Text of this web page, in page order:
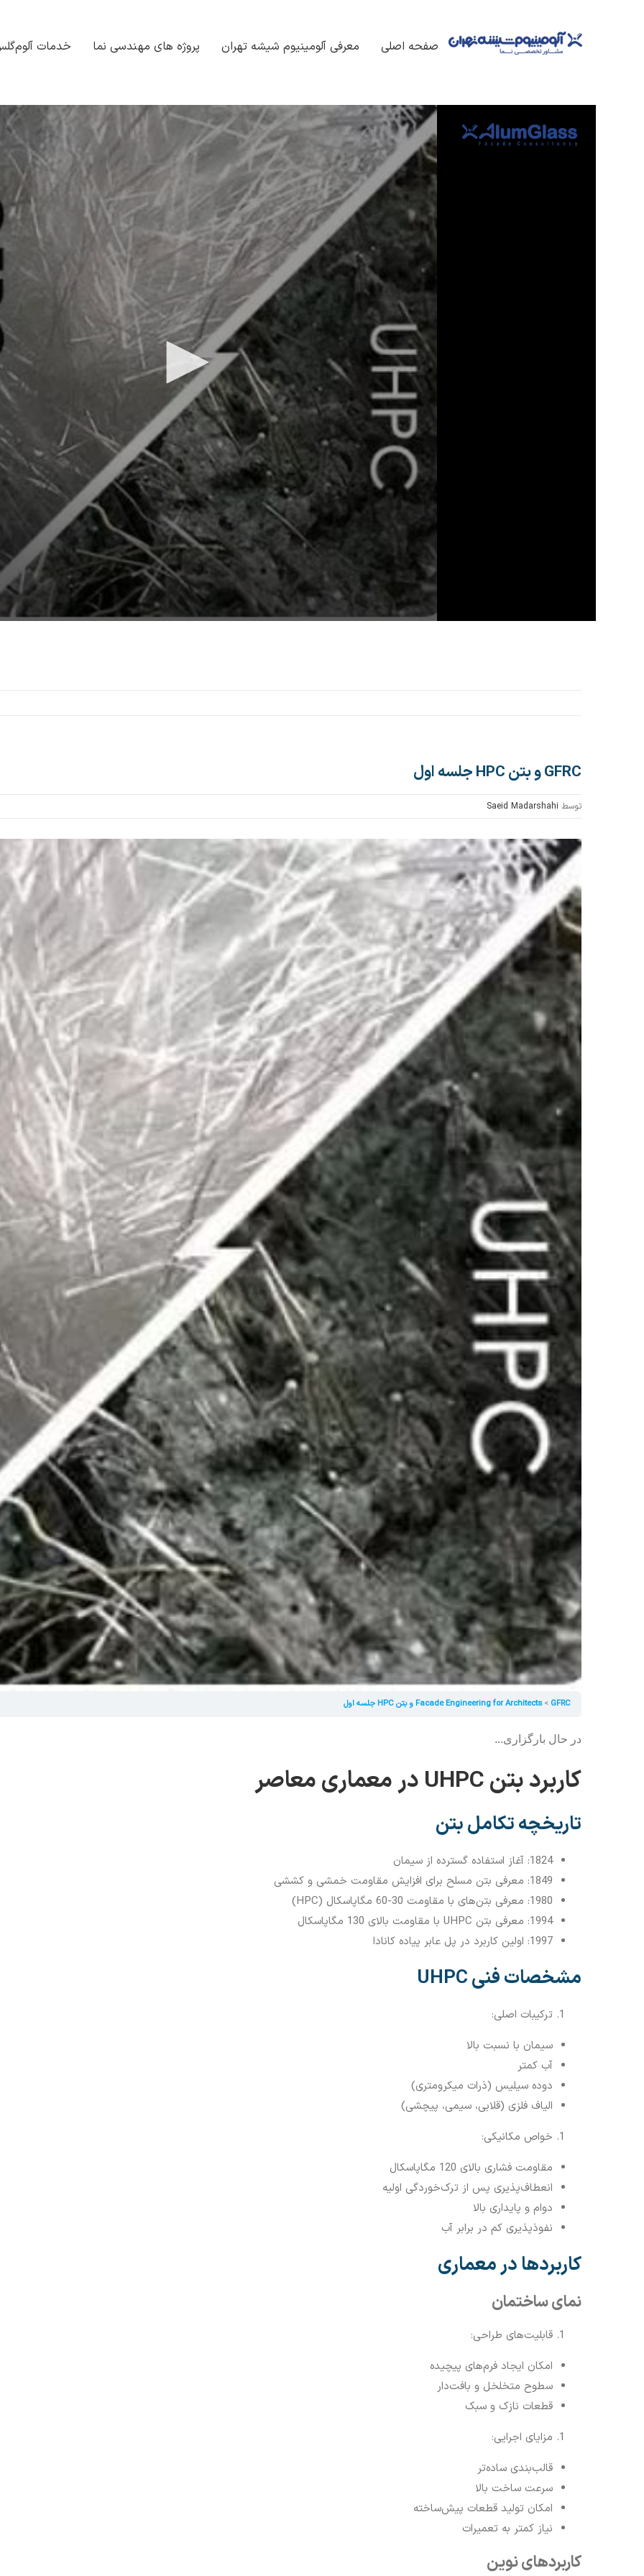
صفحه اصلی معرفی آلومینیوم شیشه تهران پروژه های مهندسی نما خدمات
GFRC و بتن HPC جلسه اول
توسط Saeid Madarshahi
مشاهده
تصویر
بزرگتر
Facade Engineering for Architects GFRC و بتن HPC جلسه اول
در حال بارگزاری...
کاربرد بتن UHPC در معماری معاصر
تاریخچه تکامل بتن
1824: آغاز استفاده گسترده از سیمان
1849: معرفی بتن مسلح برای افزایش مقاومت خمشی و کششی
1980: معرفی بتن‌های با مقاومت 30-60 مگاپاسکال (HPC)
1994: معرفی بتن UHPC با مقاومت بالای 130 مگاپاسکال
1997: اولین کاربرد در پل عابر پیاده کانادا
مشخصات فنی UHPC
ترکیبات اصلی:
سیمان با نسبت بالا
آب کمتر
دوده سیلیس (ذرات میکرومتری)
الیاف فلزی (قلابی، سیمی، پیچشی)
خواص مکانیکی:
مقاومت فشاری بالای 120 مگاپاسکال
انعطاف‌پذیری پس از ترک‌خوردگی اولیه
دوام و پایداری بالا
نفوذپذیری کم در برابر آب
کاربردها در معماری
نمای ساختمان
قابلیت‌های طراحی:
امکان ایجاد فرم‌های پیچیده
سطوح متخلخل و بافت‌دار
قطعات نازک و سبک
مزایای اجرایی:
قالب‌بندی ساده‌تر
سرعت ساخت بالا
امکان تولید قطعات پیش‌ساخته
نیاز کمتر به تعمیرات
کاربردهای نوین